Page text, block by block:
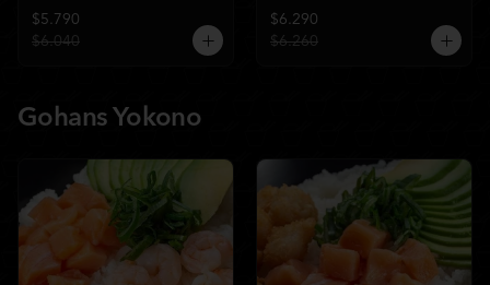
$5.790
$6.040
$6.290
$6.260
Gohans Yokono